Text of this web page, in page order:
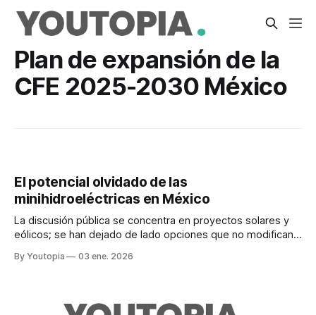
Plan de expansión de la
CFE 2025-2030 México
El potencial olvidado de las
minihidroeléctricas en México
La discusión pública se concentra en proyectos solares y
eólicos; se han dejado de lado opciones que no modifican
By Youtopia 03 ene. 2026